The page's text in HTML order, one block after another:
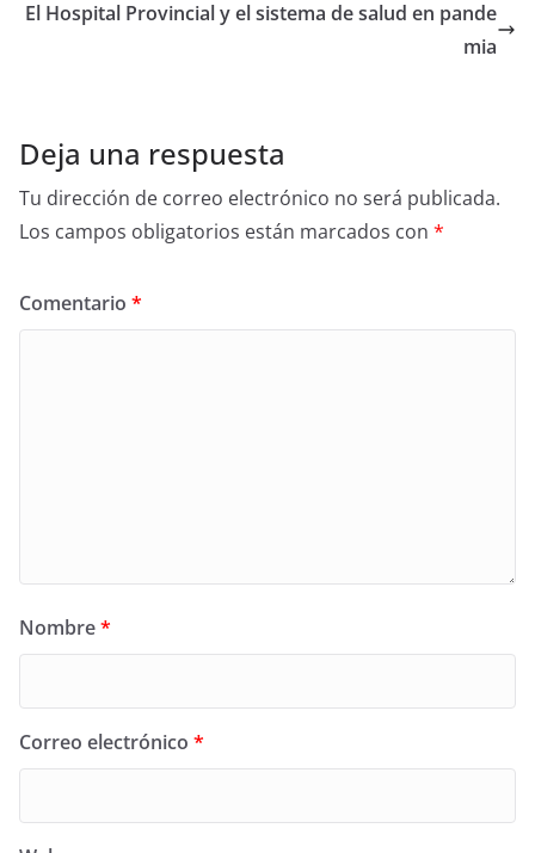
El Hospital Provincial y el sistema de salud en pande
mia
Deja una respuesta
Tu dirección de correo electrónico no será publicada.
Los campos obligatorios están marcados con *
Comentario *
Nombre*
Correo electrónico *